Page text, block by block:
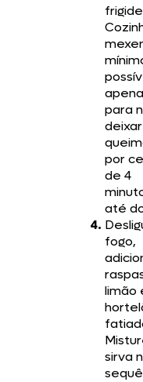
para
deixar
por
de 4
até
fogo,
limão
sirva